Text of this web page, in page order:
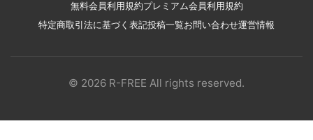
無料会員利用規約プレミアム会員利用規約
特定商取引法に基づく表記投稿一覧お問い合わせ運営情報
© 2026 R-FREE All rights reserved.